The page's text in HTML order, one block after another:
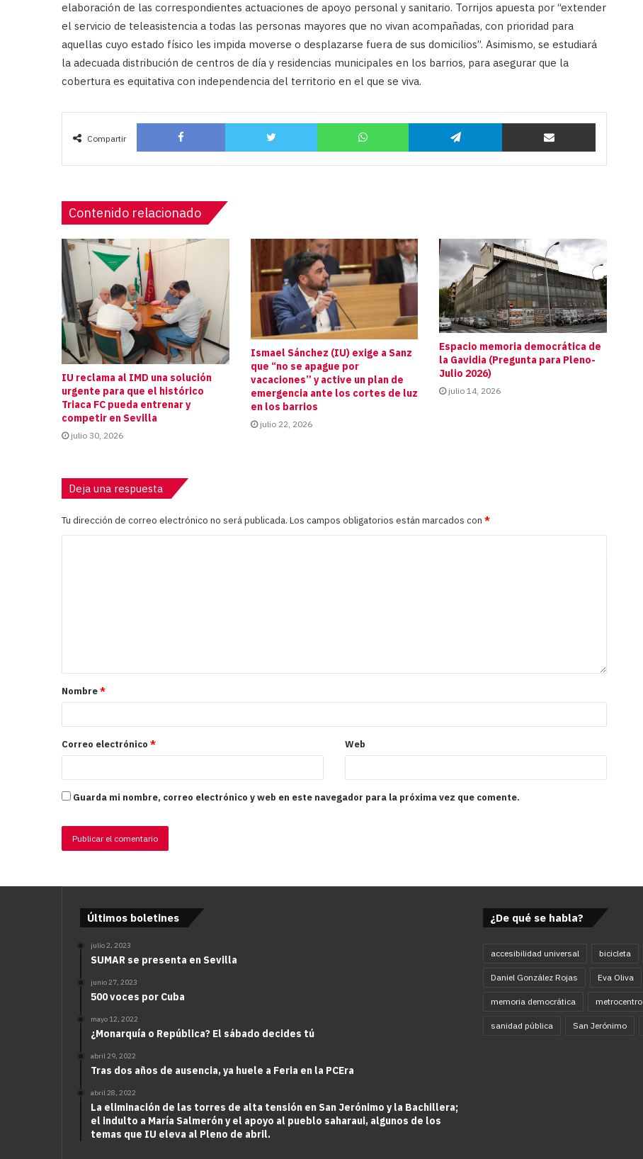
elaboración de las correspondientes actuaciones de apoyo personal y sanitario. Torrijos apuesta por “extender
el servicio de teleasistencia a todas las personas mayores que no vivan acompañadas, con prioridad para
aquellas cuyo estado físico les impida moverse o desplazarse fuera de sus domicilios”. Asimismo, se estudiará
la adecuada distribución de centros de día y residencias municipales en los barrios, para asegurar que la
cobertura es equitativa con independencia del territorio en el que se viva.
Compartir
Facebook Twitter WhatsApp Telegram Compartir por correo
Contenido relacionado
IU reclama al IMD una solución
urgente para que el histórico
Triaca FC pueda entrenar y
competir en Sevilla
julio 30, 2026
Ismael Sánchez (IU) exige a Sanz
que “no se apague por
vacaciones” y active un plan de
emergencia ante los cortes de luz
en los barrios
julio 22, 2026
Espacio memoria democrática de
la Gavidia (Pregunta para Pleno-
Julio 2026)
julio 14, 2026
Deja una respuesta
Tu dirección de correo electrónico no será publicada. Los campos obligatorios están marcados con *
Nombre*
Correo electrónico * Web
Guarda mi nombre, correo electrónico y web en este navegador para la próxima vez que comente.
Últimos boletines
julio 2, 2023
SUMAR se presenta en Sevilla
junio 27, 2023
500 voces por Cuba
mayo 12, 2022
¿Monarquía o República? El sábado decides tú
abril 29, 2022
Tras dos años de ausencia, ya huele a Feria en la PCEra
abril 28, 2022
La eliminación de las torres de alta tensión en San Jerónimo y la Bachillera;
el indulto a María Salmerón y el apoyo al pueblo saharaui, algunos de los
temas que IU eleva al Pleno de abril.
¿De qué se habla?
accesibilidad universal bicicleta
Daniel González Rojas Eva Oliva
memoria democrática metrocentro
sanidad pública San Jerónimo